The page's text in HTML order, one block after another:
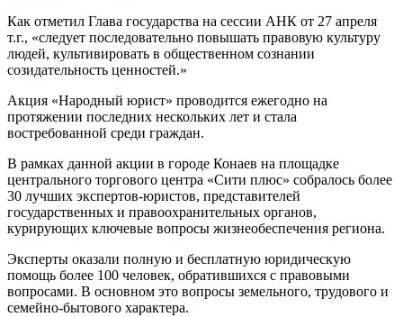
Как отметил Глава государства на сессии АНК от 27 апреля
т.г., «следует последовательно повышать правовую культуру
людей, культивировать в общественном сознании
созидательность ценностей.»
Акция «Народный юрист» проводится ежегодно на
протяжении последних нескольких лет и стала
востребованной среди граждан.
В рамках данной акции в городе Конаев на площадке
центрального торгового центра «Сити плюс» собралось более
30 лучших экспертов-юристов, представителей
государственных и правоохранительных органов,
курирующих ключевые вопросы жизнеобеспечения региона.
Эксперты оказали полную и бесплатную юридическую
помощь более 100 человек, обратившихся с правовыми
вопросами. В основном это вопросы земельного, трудового и
семейно-бытового характера.